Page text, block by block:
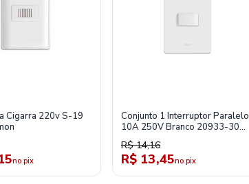
Cigarra 220v S-19
no pix
Conjunto 1 Interruptor Paralelo
10A 250V Branco 20933-30
S20-Simon
R$ 14,16
R$ 13,45no pix